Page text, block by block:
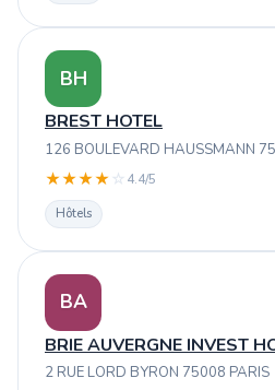
BH
BREST HOTEL
126 BOULEVARD HAUSSMANN
★★★★ ☆ 4.4/5
Hôtels
BA
BRIE AUVERGNE INVEST
2 RUE LORD BYRON 75008 PARIS